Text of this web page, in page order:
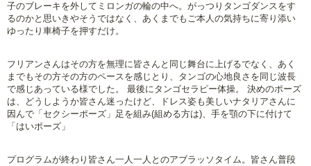
子のブレーキを外してミロンガの輪の中へ。がっつりタンゴダンスをす
るのかと思いきやそうではなく、あくまでもご本人の気持ちに寄り添い
ゆったり車椅子を押すだけ。
フリアンさんはその方を無理に皆さんと同じ舞台に上げるでなく、あく
までもその方その方のペースを感じとり、タンゴの心地良さを同じ波長
で感じあっている様でした。 最後にタンゴセラピー体操。 決めのポーズ
は、どうしようか皆さん迷ったけど、ドレス姿も美しいナタリアさんに
因んで「セクシーポーズ」足を組み(組める方は)、手を顎の下に付けて
「はいポーズ」
プログラムが終わり皆さん一人一人とのアブラッソタイム。皆さん普段